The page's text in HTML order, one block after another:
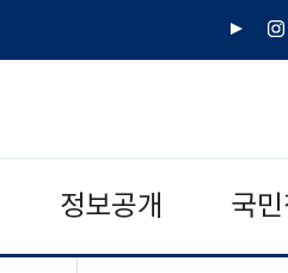
유
인
정보공개 국